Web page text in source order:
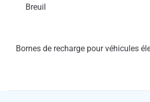
Breuil
Bornes de recharge pour véhicules